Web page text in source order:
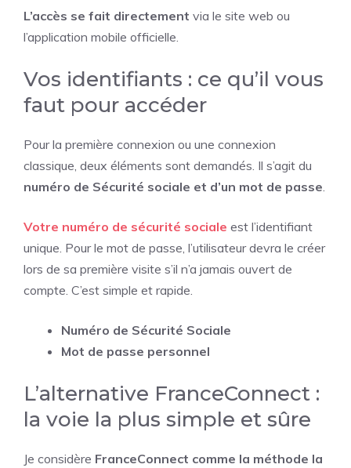
L’accès se fait directement via le site web ou
l’application mobile officielle.
Vos identifiants : ce qu’il vous
faut pour accéder
Pour la première connexion ou une connexion
classique, deux éléments sont demandés. Il s’agit du
numéro de Sécurité sociale et d’un mot de passe.
Votre numéro de sécurité sociale est l’identifiant
unique. Pour le mot de passe, l’utilisateur devra le créer
lors de sa première visite s’il n’a jamais ouvert de
compte. C’est simple et rapide.
Numéro de Sécurité Sociale
Mot de passe personnel
L’alternative FranceConnect :
la voie la plus simple et sûre
Je considère FranceConnect comme la méthode la